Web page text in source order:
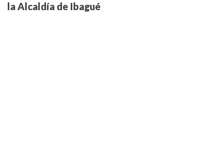
la Alcaldía de Ibagué